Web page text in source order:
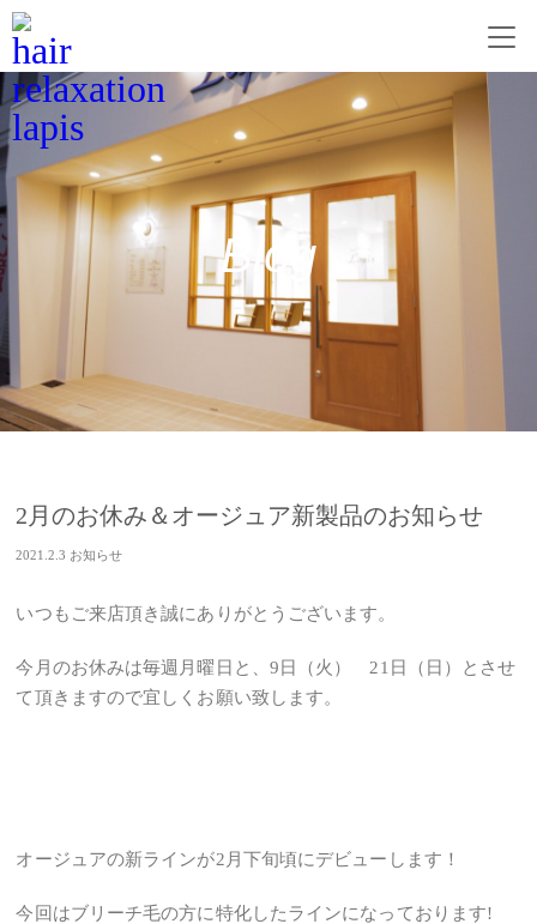
Blog
2月のお休み＆オージュア新製品のお知らせ
2021.2.3 お知らせ
いつもご来店頂き誠にありがとうございます。
今月のお休みは毎週月曜日と、9日（火） 21日（日）とさせ
て頂きますので宜しくお願い致します。
オージュアの新ラインが2月下旬頃にデビューします！
今回はブリーチ毛の方に特化したラインになっております!